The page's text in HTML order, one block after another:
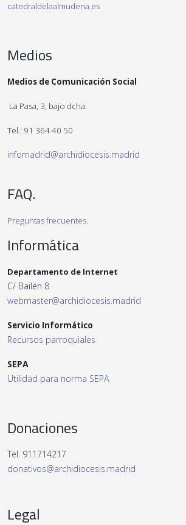
catedraldelaalmudena.es
Medios
Medios de Comunicación Social
La Pasa, 3, bajo dcha.
Tel.: 91 364 40 50
infomadrid@archidiocesis.madrid
FAQ.
Preguntas frecuentes.
Informática
Departamento de Internet
C/ Bailén 8
webmaster@archidiocesis.madrid
Servicio Informático
Recursos parroquiales
SEPA
Utilidad para norma SEPA
Donaciones
Tel. 911714217
donativos@archidiocesis.madrid
Legal